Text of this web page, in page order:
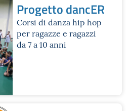
Progetto dancER
Corsi di danza hip hop
per ragazze e ragazzi
da 7 a 10 anni